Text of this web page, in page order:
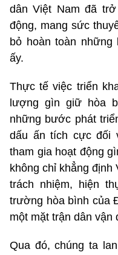
dân Việt Nam đã
động, mang sức
bỏ hoàn toàn
ấy.
Thực tế việc triển
lượng gìn giữ hòa
những bước phát
dấu ấn tích cực đối
tham gia hoạt động
không chỉ khẳng định
trách nhiệm, hiện
trường hòa bình của
một mặt trận dân vận
Qua đó, chúng ta